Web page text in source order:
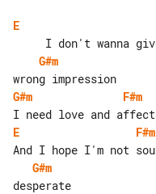
E
G#m
G#m
F#m
E
F#m
G#m